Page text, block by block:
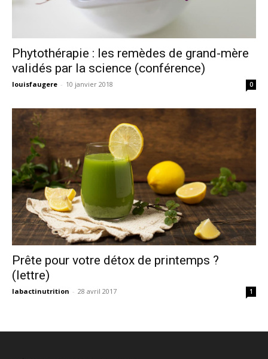
Phytothérapie : les remèdes de grand-mère
validés par la science (conférence)
louisfaugere - 10 janvier 2018 0
Prête pour votre détox de printemps ?
(lettre)
labactinutrition - 28 avril 2017 1